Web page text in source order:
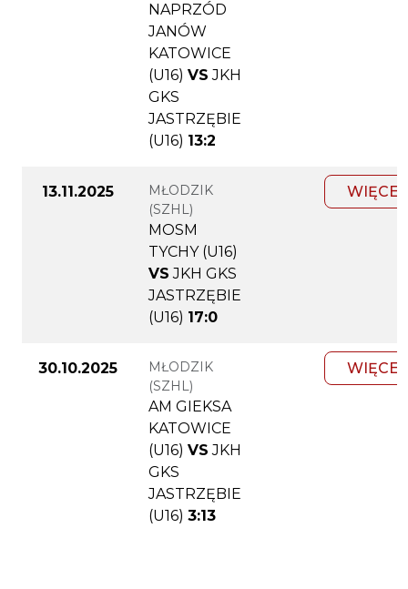
NAPRZÓD
JANÓW
KATOWICE
(U16) VS JKH
GKS
JASTRZĘBIE
(U16) 13:2
13.11.2025
MŁODZIK
(SZHL)
MOSM
TYCHY (U16)
VS JKH GKS
JASTRZĘBIE
(U16) 17:0
WIĘCEJ
30.10.2025
MŁODZIK
(SZHL)
AM GIEKSA
KATOWICE
(U16) VS JKH
GKS
JASTRZĘBIE
(U16) 3:13
WIĘCEJ